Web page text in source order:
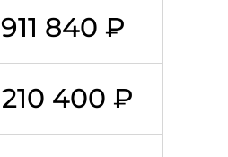
840 ₽
400 ₽